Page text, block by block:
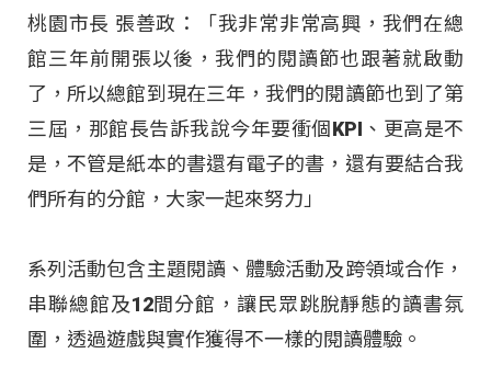
桃園市長 張善政：「我非常非常高興，我們在總
館三年前開張以後，我們的閱讀節也跟著就啟動
了，所以總館到現在三年，我們的閱讀節也到了第
三屆，那館長告訴我說今年要衝個KPI、更高是不
是，不管是紙本的書還有電子的書，還有要結合我
們所有的分館，大家一起來努力」
系列活動包含主題閱讀、體驗活動及跨領域合作，
串聯總館及12間分館，讓民眾跳脫靜態的讀書氛
圍，透過遊戲與實作獲得不一樣的閱讀體驗。